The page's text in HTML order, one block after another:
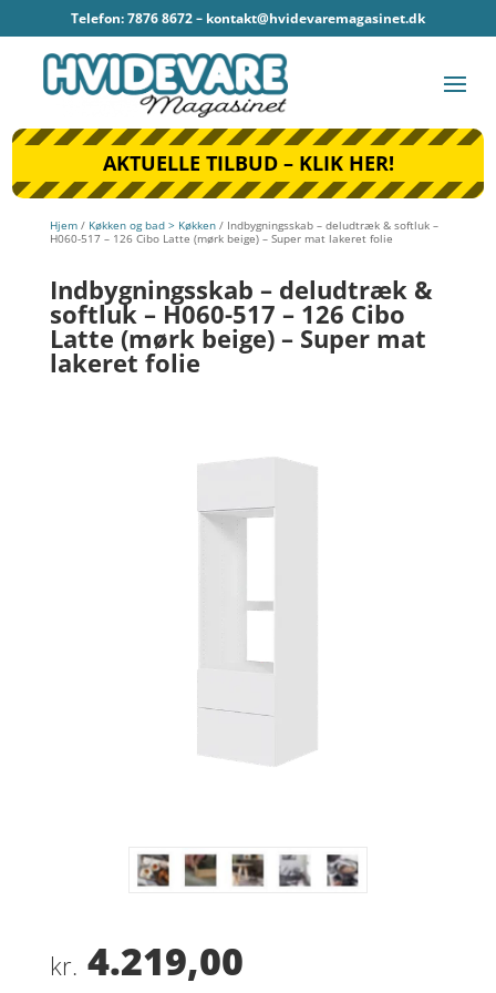
Telefon: 7876 8672 – kontakt@hvidevaremagasinet.dk
AKTUELLE TILBUD – KLIK HER!
Hjem/ Køkken og bad > Køkken/ Indbygningsskab – deludtræk & softluk –
H060-517 – 126 Cibo Latte (mørk beige) – Super mat lakeret folie
Indbygningsskab – deludtræk &
softluk – H060-517 – 126 Cibo
Latte (mørk beige) – Super mat
lakeret folie
kr. 4.219,00